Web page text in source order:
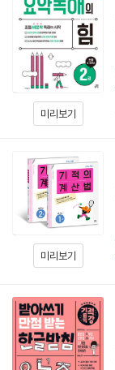
미리보기
미리보기